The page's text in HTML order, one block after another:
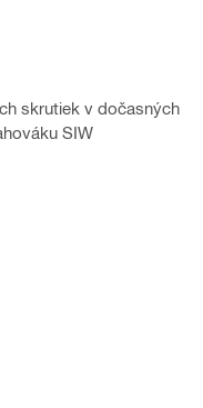
skrutiek v dočasných
SIW